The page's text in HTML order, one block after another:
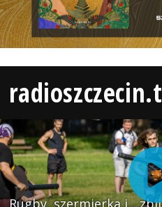
Rugby, szermierka i...